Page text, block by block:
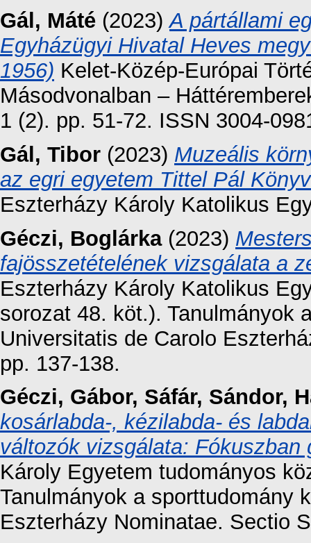
Gál, Máté (2023)A pártállami
Egyházügyi Hivatal Heves
1956) Kelet-Közép-Európai
Másodvonalban –
1 (2). pp. 51-72. ISSN 3004-
Gál, Tibor (2023) Muzeális
az egri egyetem Tittel Pál
Eszterházy Károly Katolikus
Géczi, Boglárka(2023)
fajösszetételének vizsgálata a
Eszterházy Károly Katolikus
sorozat 48. köt.). Tanulmányok
Universitatis de Carolo
pp. 137-138.
Géczi, Gábor, Sáfár, Sándor,
kosárlabda-, kézilabda- és
változók vizsgálata: Fókuszban
Károly Egyetem tudományos
Tanulmányok a sporttudomány
Eszterházy Nominatae. Sectio